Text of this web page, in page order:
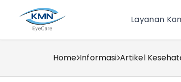
Layanan
Home Informasi Artikel